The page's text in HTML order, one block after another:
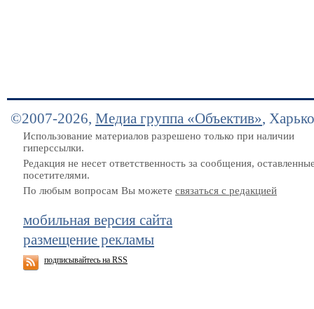
©2007-2026, Медиа группа «Объектив»,
Использование материалов разрешено только при наличии
гиперссылки.
Редакция не несет ответственность за сообщения,
посетителями.
По любым вопросам Вы можете связаться с редакцией
мобильная версия сайта
размещение рекламы
подписывайтесь на RSS